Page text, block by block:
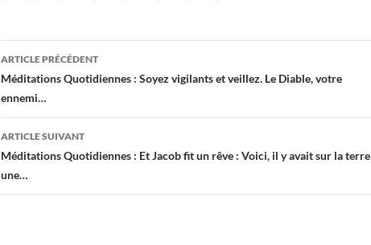
Navigation
des
articles
ARTICLE PRÉCÉDENT
Méditations Quotidiennes : Soyez vigilants et veillez. Le Diable, votre
ennemi…
ARTICLE SUIVANT
Méditations Quotidiennes : Et Jacob fit un rêve : Voici, il y avait sur la terre
une…